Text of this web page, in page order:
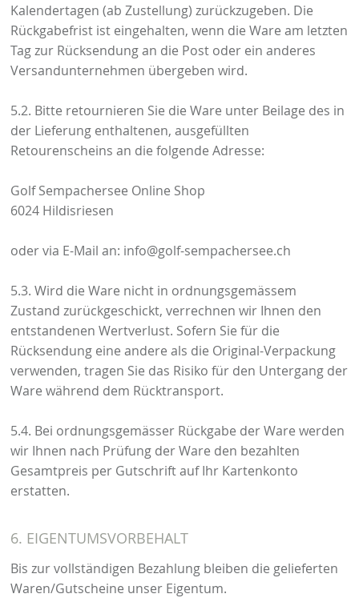
Kalendertagen (ab Zustellung) zurückzugeben. Die
Rückgabefrist ist eingehalten, wenn die Ware am letzten
Tag zur Rücksendung an die Post oder ein anderes
Versandunternehmen übergeben wird.
5.2. Bitte retournieren Sie die Ware unter Beilage des in
der Lieferung enthaltenen, ausgefüllten
Retourenscheins an die folgende Adresse:
Golf Sempachersee Online Shop
6024 Hildisriesen
oder via E-Mail an: info@golf-sempachersee.ch
5.3. Wird die Ware nicht in ordnungsgemässem
Zustand zurückgeschickt, verrechnen wir Ihnen den
entstandenen Wertverlust. Sofern Sie für die
Rücksendung eine andere als die Original-Verpackung
verwenden, tragen Sie das Risiko für den Untergang der
Ware während dem Rücktransport.
5.4. Bei ordnungsgemässer Rückgabe der Ware werden
wir Ihnen nach Prüfung der Ware den bezahlten
Gesamtpreis per Gutschrift auf Ihr Kartenkonto
erstatten.
6. EIGENTUMSVORBEHALT
Bis zur vollständigen Bezahlung bleiben die gelieferten
Waren/Gutscheine unser Eigentum.